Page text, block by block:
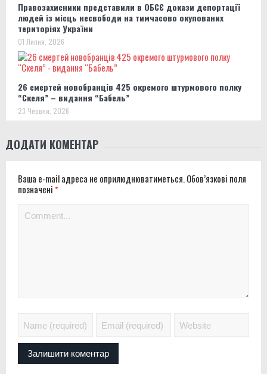
Правозахисники представили в ОБСЄ докази депортації
людей із місць несвободи на тимчасово окупованих
територіях України
01 Липня, 2026
26 смертей новобранців 425 окремого штурмового полку
“Скеля” – видання “Бабель”
23 Червня, 2026
ДОДАТИ КОМЕНТАР
Ваша e-mail адреса не оприлюднюватиметься.Обов’язкові поля
позначені*